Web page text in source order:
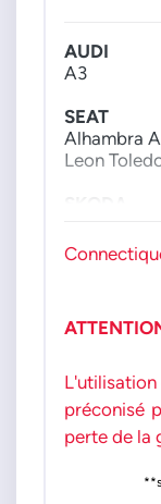
HFS03431K
HFS03431L
PHP1001
AUDI
A3
SEAT
Alhambra
Leon
Roomster
Sciroco
moteur :
préconisé
perte de la